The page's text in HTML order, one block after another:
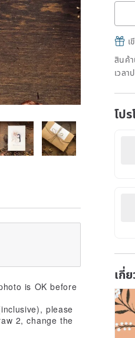
สินค้
เวล
โป
เกี่
is OK before
please
2, change the